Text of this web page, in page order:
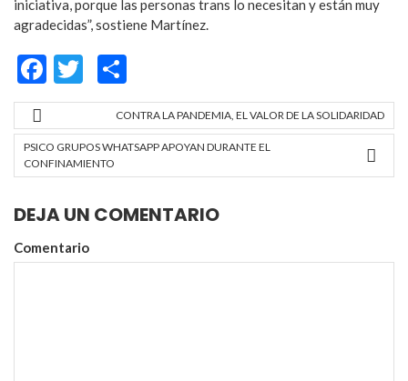
iniciativa, porque las personas trans lo necesitan y están muy
agradecidas”, sostiene Martínez.
Facebook
Twitter
CONTRA LA PANDEMIA, EL VALOR DE LA SOLIDARIDAD
PSICO GRUPOS WHATSAPP APOYAN DURANTE EL
CONFINAMIENTO
DEJA UN COMENTARIO
Comentario